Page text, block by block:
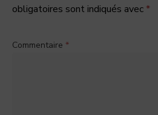
obligatoires sont indiqués avec*
Commentaire *